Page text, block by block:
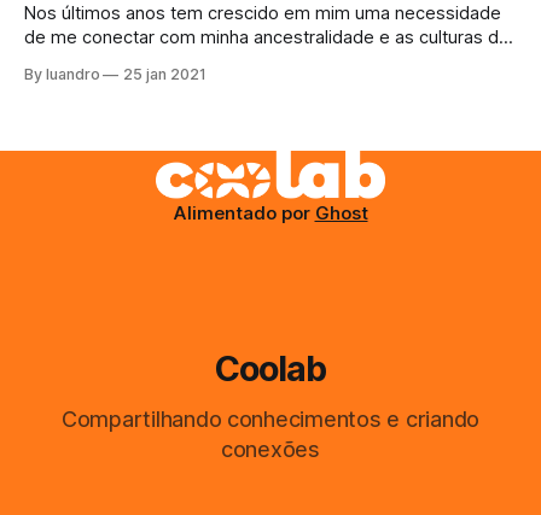
Nos últimos anos tem crescido em mim uma necessidade
de me conectar com minha ancestralidade e as culturas da
as suas resistencias e aprender a arte do #buenvivir. O
By luandro 25 jan 2021
Alimentado por Ghost
Coolab
Compartilhando conhecimentos e criando
conexões